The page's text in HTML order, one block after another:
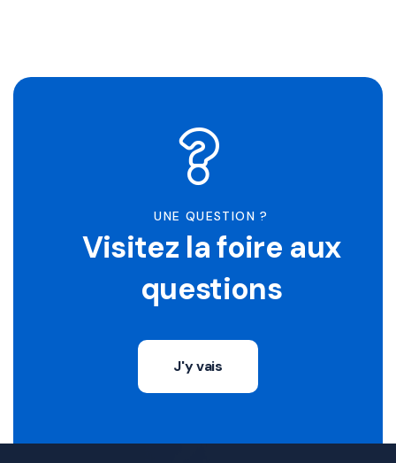
UNE QUESTION ?
Visitez la foire aux
questions
J'y vais